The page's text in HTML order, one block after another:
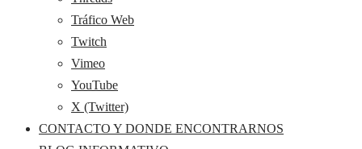
Tráfico Web
Twitch
Vimeo
YouTube
X (Twitter)
CONTACTO Y DONDE ENCONTRARNOS